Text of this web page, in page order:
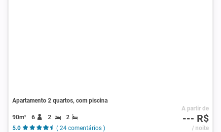
Apartamento 2 quartos, com piscina
90m² 6 2
2
5.0
( 24 comentários )
A partir de
--- R$
/ noite